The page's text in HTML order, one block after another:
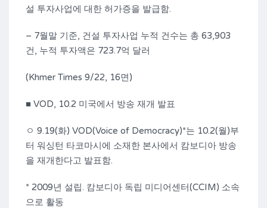
설 투자사업에 대한 허가증을 발급함.
– 7월말 기준, 건설 투자사업 누적 건수는 총 63,903
건, 누적 투자액은 723.7억 달러
(Khmer Times 9/22, 16면)
■ VOD, 10.2 미국에서 방송 재개 발표
ㅇ 9.19(화) VOD(Voice of Democracy)*는 10.2(월)부
터 워싱턴 타코마시에 소재한 본사에서 캄보디아 방송
을 재개한다고 발표함.
* 2009년 설립. 캄보디아 독립 미디어센터(CCIM) 소속
으로 활동